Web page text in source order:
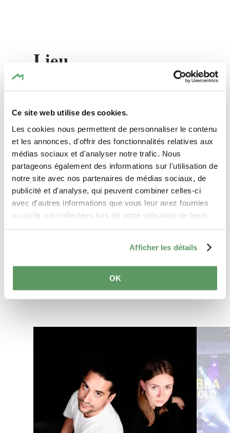
Ce site web utilise des cookies.
Les cookies nous permettent de personnaliser le contenu
et les annonces, d'offrir des fonctionnalités relatives aux
médias sociaux et d'analyser notre trafic. Nous
partageons également des informations sur l'utilisation de
notre site avec nos partenaires de médias sociaux, de
publicité et d'analyse, qui peuvent combiner celles-ci
avec d'autres informations que vous leur avez fournies
ou qu'ils ont collectées lors de votre utilisation de leurs
Afficher les détails
OK
Countertenor –
Orchestra – ESTRO ARMONICO
Choir –AMBITUS
Conductor –Roby SCHILTZ.
Lieu
Adresse:
TRIFOLION Echternach
L-6486 Echternach
Afficher sur la carte